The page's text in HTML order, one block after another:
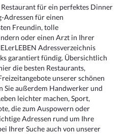
für ein perfektes Dinner
Adressen für einen
Freundin, tolle
oder einen Arzt in Ihrer
Adressverzeichnis
garantiert fündig. Übersichtlich
die besten Restaurants,
unserer schönen
Sie außerdem Handwerker und
leichter machen, Sport,
die zum Auspowern oder
Adressen rund um Ihre
Ihrer Suche auch von unserer